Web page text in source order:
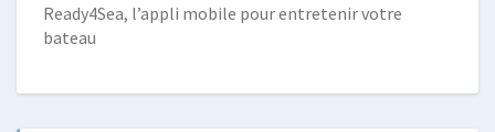
Ready4Sea, l’appli mobile pour entretenir votre
bateau